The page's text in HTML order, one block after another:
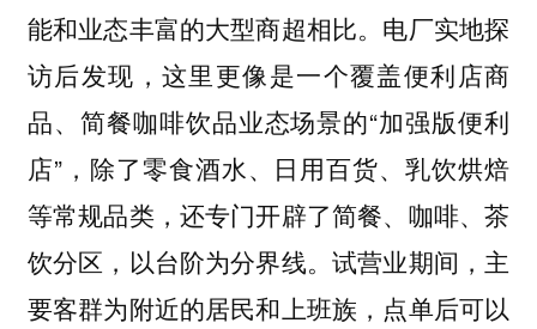
能和业态丰富的大型商超相比。电厂实地探
访后发现，这里更像是一个覆盖便利店商
品、简餐咖啡饮品业态场景的“加强版便利
店”，除了零食酒水、日用百货、乳饮烘焙
等常规品类，还专门开辟了简餐、咖啡、茶
饮分区，以台阶为分界线。试营业期间，主
要客群为附近的居民和上班族，点单后可以